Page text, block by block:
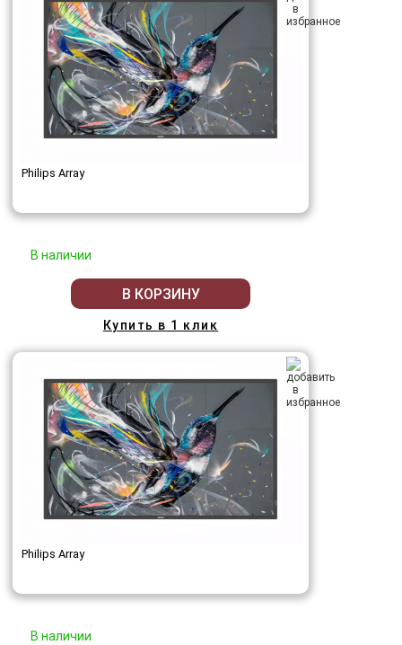
Philips Array
В наличии
В КОРЗИНУ
Купить в 1 клик
Philips Array
В наличии